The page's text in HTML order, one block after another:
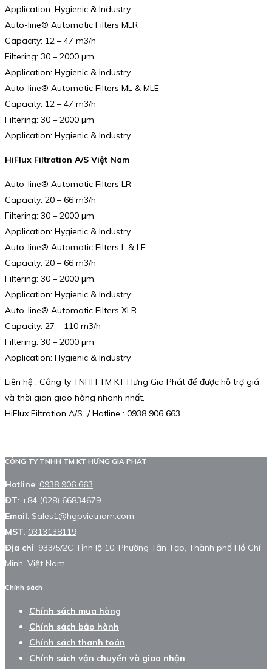
Application: Hygienic & Industry
Auto-line® Automatic Filters MLR
Capacity: 12 – 47 m3/h
Filtering: 30 – 2000 µm
Application: Hygienic & Industry
Auto-line® Automatic Filters ML & MLE
Capacity: 12 – 47 m3/h
Filtering: 30 – 2000 µm
Application: Hygienic & Industry
HiFlux Filtration A/S Việt Nam
Auto-line® Automatic Filters LR
Capacity: 20 – 66 m3/h
Filtering: 30 – 2000 µm
Application: Hygienic & Industry
Auto-line® Automatic Filters L & LE
Capacity: 20 – 66 m3/h
Filtering: 30 – 2000 µm
Application: Hygienic & Industry
Auto-line® Automatic Filters XLR
Capacity: 27 – 110 m3/h
Filtering: 30 – 2000 µm
Application: Hygienic & Industry
Liên hệ : Công ty TNHH TM KT Hưng Gia Phát để được hỗ trợ giá
và thời gian giao hàng nhanh nhất.
HiFlux Filtration A/S / Hotline : 0938 906 663
CÔNG TY TNHH TM KT HƯNG GIA PHÁT
Hotline: 0938 906 663
ĐT: +84 (028) 66834679
Email: Sales1@hgpvietnam.com
MST: 0313138119
Địa chỉ: 933/5/2C Tỉnh lộ 10, Phường Tân Tạo, Thành phố Hồ Chí
Minh, Việt Nam.
Chính sách
Chính sách mua hàng
Chính sách bảo hành
Chính sách thanh toán
Chính sách vận chuyển và giao nhận